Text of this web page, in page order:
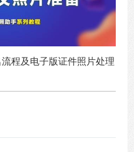
程及电子版证件照片处理